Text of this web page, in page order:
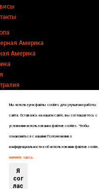
Америка
Америка
Мы используем файлы cookies для улучшения работы
сайта. Оставаясь на нашем сайте, вы соглашаетесь с
условиями использования файлов cookies. Чтобы
ознакомиться с нашими Положениями о
конфиденциальности и об использовании файлов cookie,
нажмите здесь.
Я
сог
лас